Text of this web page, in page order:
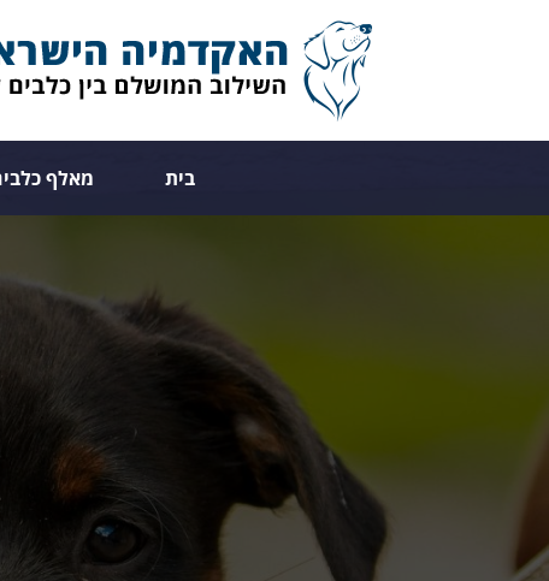
בית מאלף